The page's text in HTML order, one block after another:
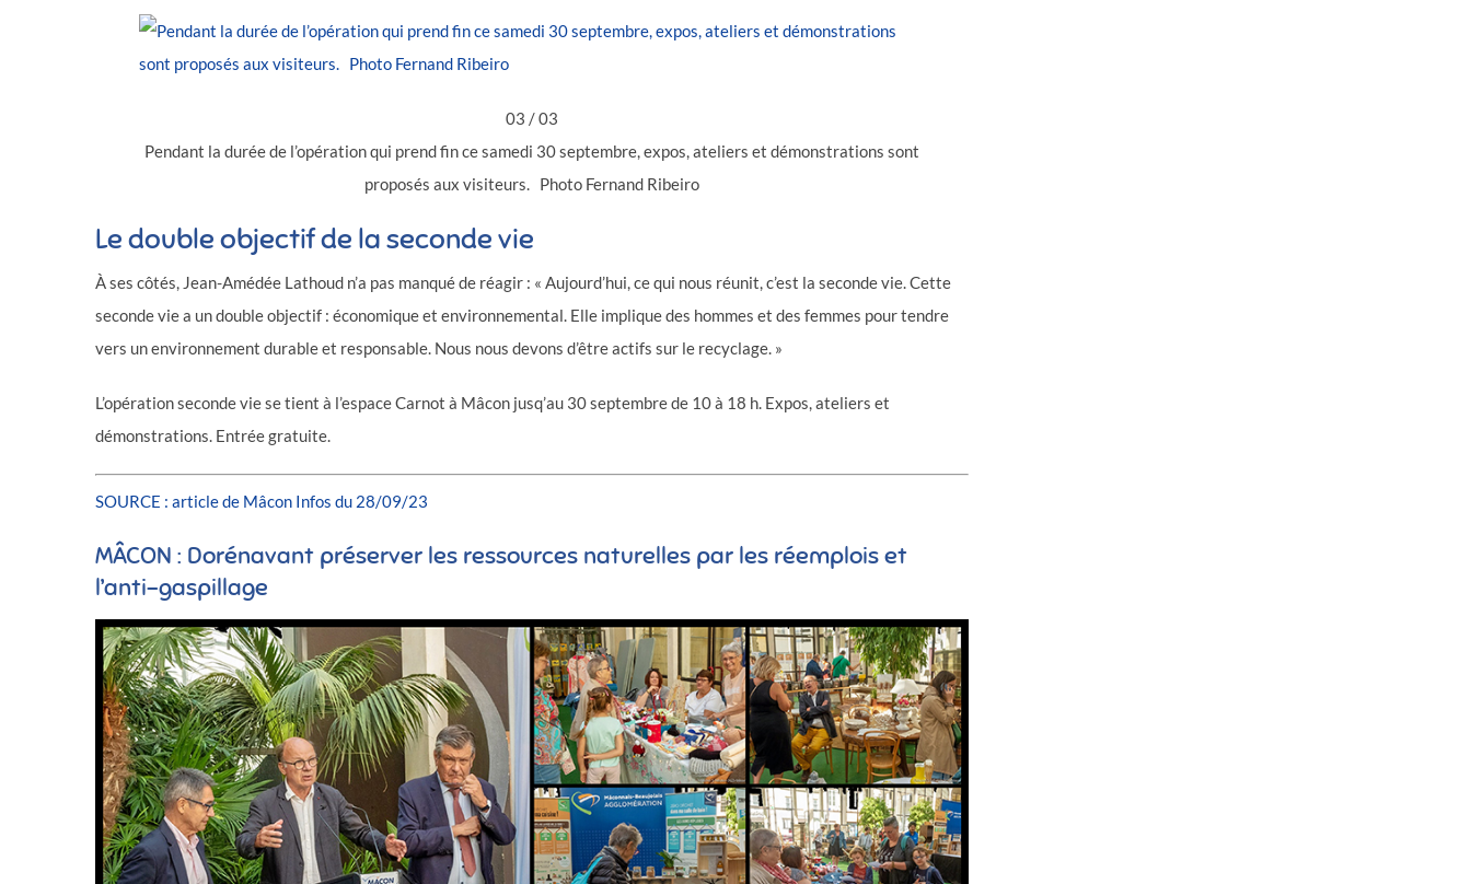
03 / 03
Pendant la durée de l’opération qui prend fin ce samedi 30 septembre, expos, ateliers et démonstrations sont
proposés aux visiteurs. Photo Fernand Ribeiro
Le double objectif de la seconde vie
À ses côtés, Jean-Amédée Lathoud n’a pas manqué de réagir : « Aujourd’hui, ce qui nous réunit, c’est la seconde vie. Cette
seconde vie a un double objectif : économique et environnemental. Elle implique des hommes et des femmes pour tendre
vers un environnement durable et responsable. Nous nous devons d’être actifs sur le recyclage. »
L’opération seconde vie se tient à l’espace Carnot à Mâcon jusq’au 30 septembre de 10 à 18 h. Expos, ateliers et
démonstrations. Entrée gratuite.
SOURCE : article de Mâcon Infos du 28/09/23
MÂCON : Dorénavant préserver les ressources naturelles par les réemplois et
l’anti-gaspillage